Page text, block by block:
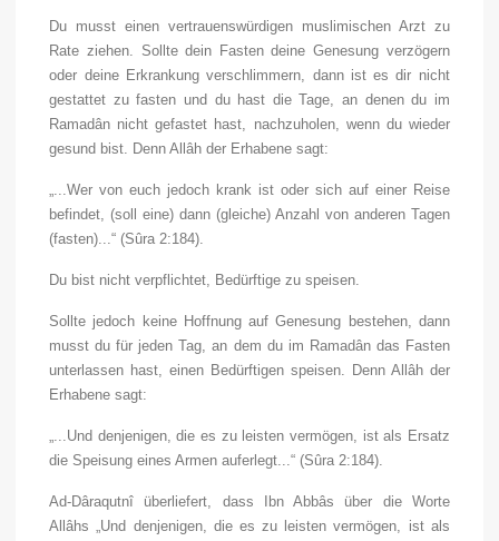
Du musst einen vertrauenswürdigen muslimischen Arzt zu
Rate ziehen. Sollte dein Fasten deine Genesung verzögern
oder deine Erkrankung verschlimmern, dann ist es dir nicht
gestattet zu fasten und du hast die Tage, an denen du im
Ramadân nicht gefastet hast, nachzuholen, wenn du wieder
gesund bist. Denn Allâh der Erhabene sagt:
„...Wer von euch jedoch krank ist oder sich auf einer Reise
befindet, (soll eine) dann (gleiche) Anzahl von anderen Tagen
(fasten)...“ (Sûra 2:184).
Du bist nicht verpflichtet, Bedürftige zu speisen.
Sollte jedoch keine Hoffnung auf Genesung bestehen, dann
musst du für jeden Tag, an dem du im Ramadân das Fasten
unterlassen hast, einen Bedürftigen speisen. Denn Allâh der
Erhabene sagt:
„...Und denjenigen, die es zu leisten vermögen, ist als Ersatz
die Speisung eines Armen auferlegt...“ (Sûra 2:184).
Ad-Dâraqutnî überliefert, dass Ibn Abbâs über die Worte
Allâhs „Und denjenigen, die es zu leisten vermögen, ist als